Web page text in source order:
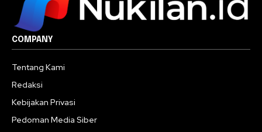
COMPANY
Tentang Kami
Redaksi
Kebijakan Privasi
Pedoman Media Siber